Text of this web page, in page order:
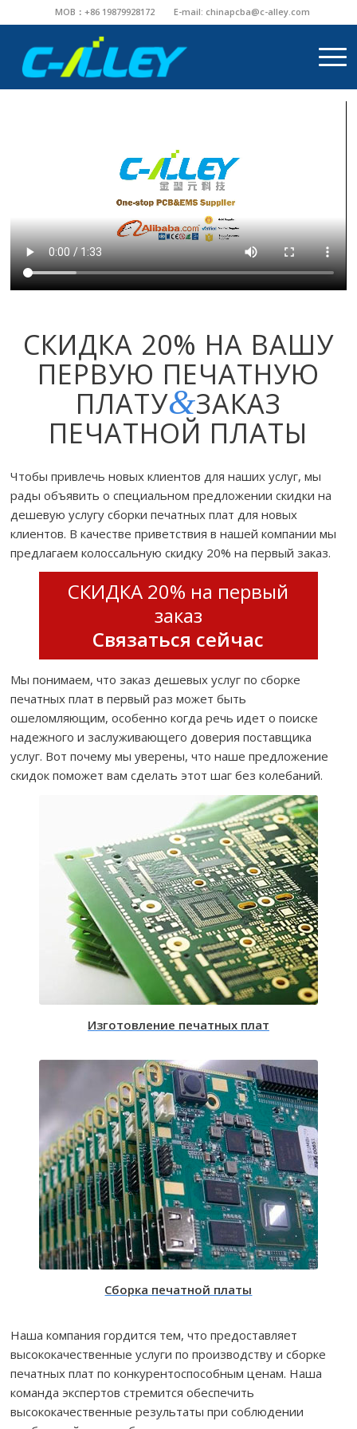
MOB：+86 19879928172 E-mail: chinapcba@c-alley.com
СКИДКА 20% НА ВАШУ
ПЕРВУЮ ПЕЧАТНУЮ
ПЛАТУ&ЗАКАЗ
ПЕЧАТНОЙ ПЛАТЫ
Чтобы привлечь новых клиентов для наших услуг, мы
рады объявить о специальном предложении скидки на
дешевую услугу сборки печатных плат для новых
клиентов. В качестве приветствия в нашей компании мы
предлагаем колоссальную скидку 20% на первый заказ.
СКИДКА 20% на первый
заказ
Связаться сейчас
Мы понимаем, что заказ дешевых услуг по сборке
печатных плат в первый раз может быть
ошеломляющим, особенно когда речь идет о поиске
надежного и заслуживающего доверия поставщика
услуг. Вот почему мы уверены, что наше предложение
скидок поможет вам сделать этот шаг без колебаний.
Изготовление печатных плат
Сборка печатной платы
Наша компания гордится тем, что предоставляет
высококачественные услуги по производству и сборке
печатных плат по конкурентоспособным ценам. Наша
команда экспертов стремится обеспечить
высококачественные результаты при соблюдении